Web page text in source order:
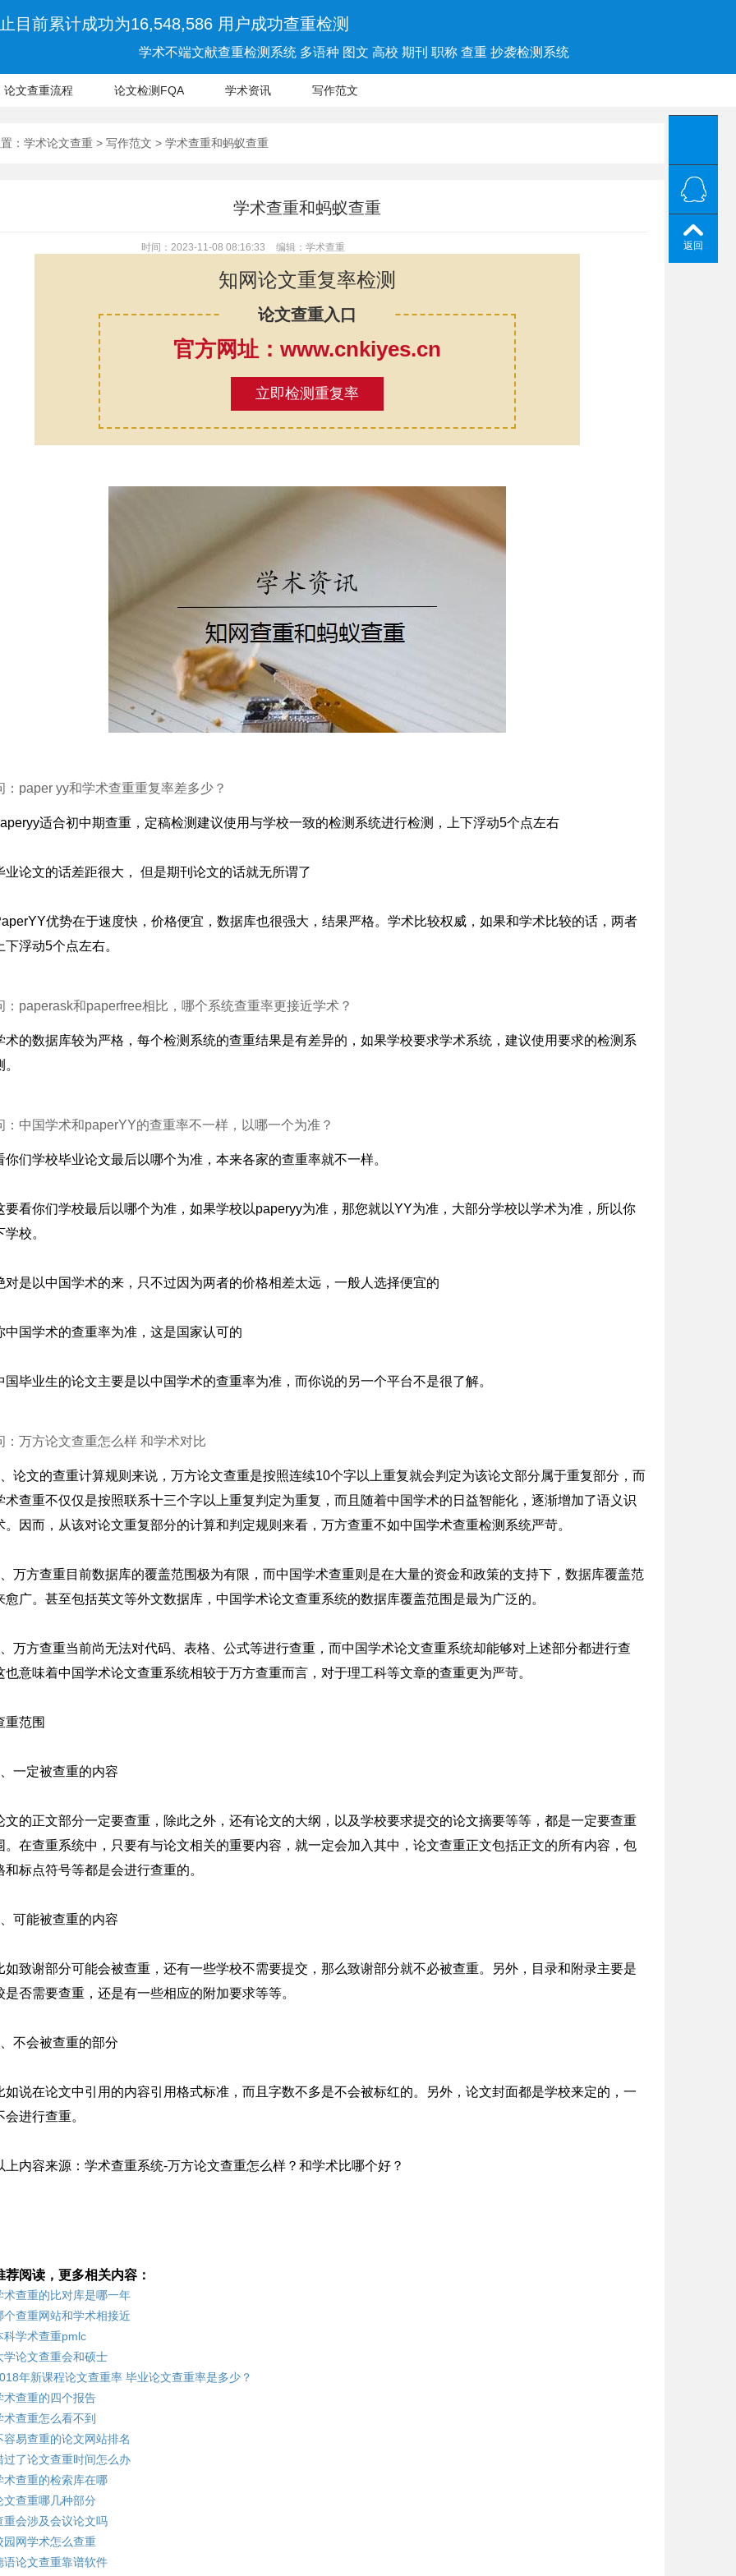
目前累计成功为16,548,586 用户成功查重检测
学术不端文献查重检测系统 多语种 图文 高校 期刊 职称 查重 抄袭检测系统
论文查重流程 论文检测FQA 学术资讯 写作范文
： 学术论文查重 > 写作范文 > 学术查重和蚂蚁查重
学术查重和蚂蚁查重
时间：2023-11-08 08:16:33 编辑：学术查重
知网论文重复率检测
论文查重入口
官方网址：www.cnkiyes.cn
立即检测重复率
：paper yy和学术查重重复率差多少？
适合初中期查重，定稿检测建议使用与学校一致的检测系统进行检测，上下浮动5个点左右
业论文的话差距很大， 但是期刊论文的话就无所谓了
优势在于速度快，价格便宜，数据库也很强大，结果严格。学术比较权威，如果和学术比较的话，两者
下浮动5个点左右。
：paperask和paperfree相比，哪个系统查重率更接近学术？
术的数据库较为严格，每个检测系统的查重结果是有差异的，如果学校要求学术系统，建议使用要求的检测系
：中国学术和paperYY的查重率不一样，以哪一个为准？
你们学校毕业论文最后以哪个为准，本来各家的查重率就不一样。
要看你们学校最后以哪个为准，如果学校以paperyy为准，那您就以YY为准，大部分学校以学术为准，所以你
校。
对是以中国学术的来，只不过因为两者的价格相差太远，一般人选择便宜的
中国学术的查重率为准，这是国家认可的
国毕业生的论文主要是以中国学术的查重率为准，而你说的另一个平台不是很了解。
：万方论文查重怎么样 和学术对比
论文的查重计算规则来说，万方论文查重是按照连续10个字以上重复就会判定为该论文部分属于重复部分，而
术查重不仅仅是按照联系十三个字以上重复判定为重复，而且随着中国学术的日益智能化，逐渐增加了语义识
。因而，从该对论文重复部分的计算和判定规则来看，万方查重不如中国学术查重检测系统严苛。
万方查重目前数据库的覆盖范围极为有限，而中国学术查重则是在大量的资金和政策的支持下，数据库覆盖范
愈广。甚至包括英文等外文数据库，中国学术论文查重系统的数据库覆盖范围是最为广泛的。
万方查重当前尚无法对代码、表格、公式等进行查重，而中国学术论文查重系统却能够对上述部分都进行查
也意味着中国学术论文查重系统相较于万方查重而言，对于理工科等文章的查重更为严苛。
重范围
一定被查重的内容
文的正文部分一定要查重，除此之外，还有论文的大纲，以及学校要求提交的论文摘要等等，都是一定要查重
。在查重系统中，只要有与论文相关的重要内容，就一定会加入其中，论文查重正文包括正文的所有内容，包
和标点符号等都是会进行查重的。
可能被查重的内容
如致谢部分可能会被查重，还有一些学校不需要提交，那么致谢部分就不必被查重。另外，目录和附录主要是
是否需要查重，还是有一些相应的附加要求等等。
不会被查重的部分
如说在论文中引用的内容引用格式标准，而且字数不多是不会被标红的。另外，论文封面都是学校来定的，一
会进行查重。
上内容来源：学术查重系统-万方论文查重怎么样？和学术比哪个好？
荐阅读，更多相关内容：
术查重的比对库是哪一年
个查重网站和学术相接近
科学术查重pmlc
学论文查重会和硕士
年新课程论文查重率 毕业论文查重率是多少？
术查重的四个报告
术查重怎么看不到
容易查重的论文网站排名
过了论文查重时间怎么办
术查重的检索库在哪
文查重哪几种部分
重会涉及会议论文吗
园网学术怎么查重
语论文查重靠谱软件
返回